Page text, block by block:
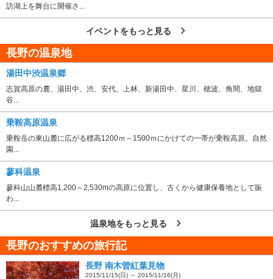
訪湖上を舞台に開催さ...
イベントをもっと見る
長野の温泉地
湯田中渋温泉郷
志賀高原の麓、湯田中、渋、安代、上林、新湯田中、星川、穂波、角間、地獄
谷...
乗鞍高原温泉
乗鞍岳の東山麓に広がる標高1200ｍ～1500ｍにかけての一帯が乗鞍高原。自然
園...
蓼科温泉
蓼科山山麓標高1,200～2,530mの高原に位置し、古くから健康保養地として賑
わ...
温泉地をもっと見る
長野のおすすめの旅行記
長野 南木曽紅葉見物
2015/11/15(日) ～ 2015/11/16(月)